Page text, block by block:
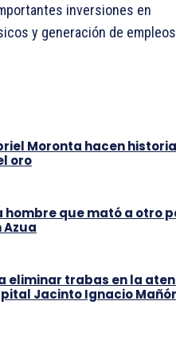
inversiones en
y generación de
Moronta hacen
oro
hombre que mató a otro
Azua
eliminar trabas en la
Jacinto Ignacio